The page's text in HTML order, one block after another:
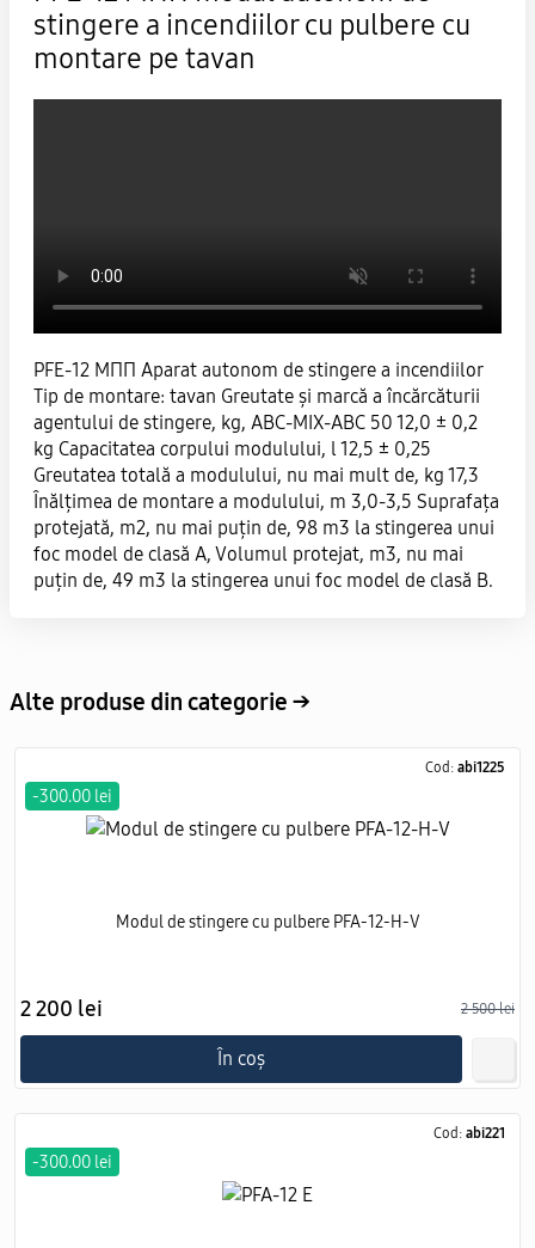
stingere a incendiilor cu pulbere cu
montare pe tavan
PFE-12 МПП Аparat autonom de stingere a incendiilor
Tip de montare: tavan Greutate și marcă a încărcăturii
agentului de stingere, kg, ABC-MIX-ABC 50 12,0 ± 0,2
kg Capacitatea corpului modulului, l 12,5 ± 0,25
Greutatea totală a modulului, nu mai mult de, kg 17,3
Înălțimea de montare a modulului, m 3,0-3,5 Suprafața
protejată, m2, nu mai puțin de, 98 m3 la stingerea unui
foc model de clasă A, Volumul protejat, m3, nu mai
puțin de, 49 m3 la stingerea unui foc model de clasă B.
Alte produse din categorie →
Cod: abi1225
-300.00 lei
Modul de stingere cu pulbere PFA-12-H-V
2 200 lei 2 500 lei
În coș
Cod: abi221
-300.00 lei